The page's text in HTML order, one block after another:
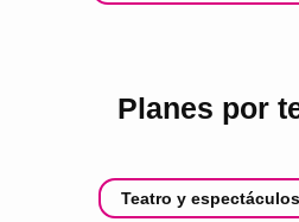
Planes por
Teatro y